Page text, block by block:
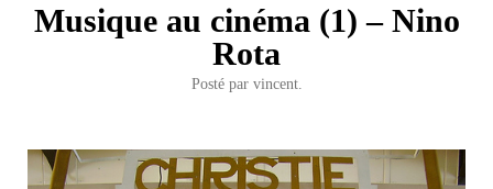
Musique au cinéma (1) – Nino
Rota
Posté par vincent.